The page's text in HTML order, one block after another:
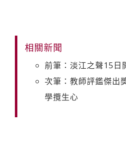
相關新聞
前筆：淡江之聲15日
次筆：教師評鑑傑出
學攬生心